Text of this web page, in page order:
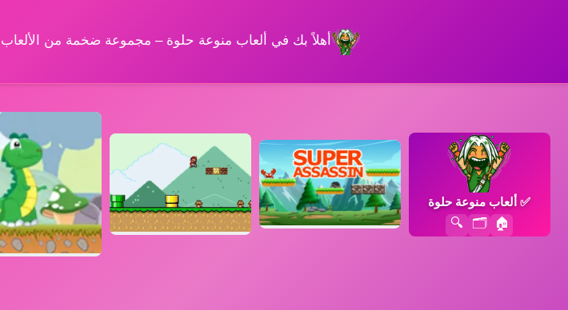
أهلاً بك في ألعاب منوعة حلوة – مجموعة ضخمة من
✅ألعاب منوعة حلوة
🏠
🗂️
🔍